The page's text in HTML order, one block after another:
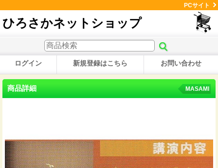
PCサイト
ひろさかネットショップ
ログイン 新規登録はこちら お問い合わせ
商品詳細 MASAMI